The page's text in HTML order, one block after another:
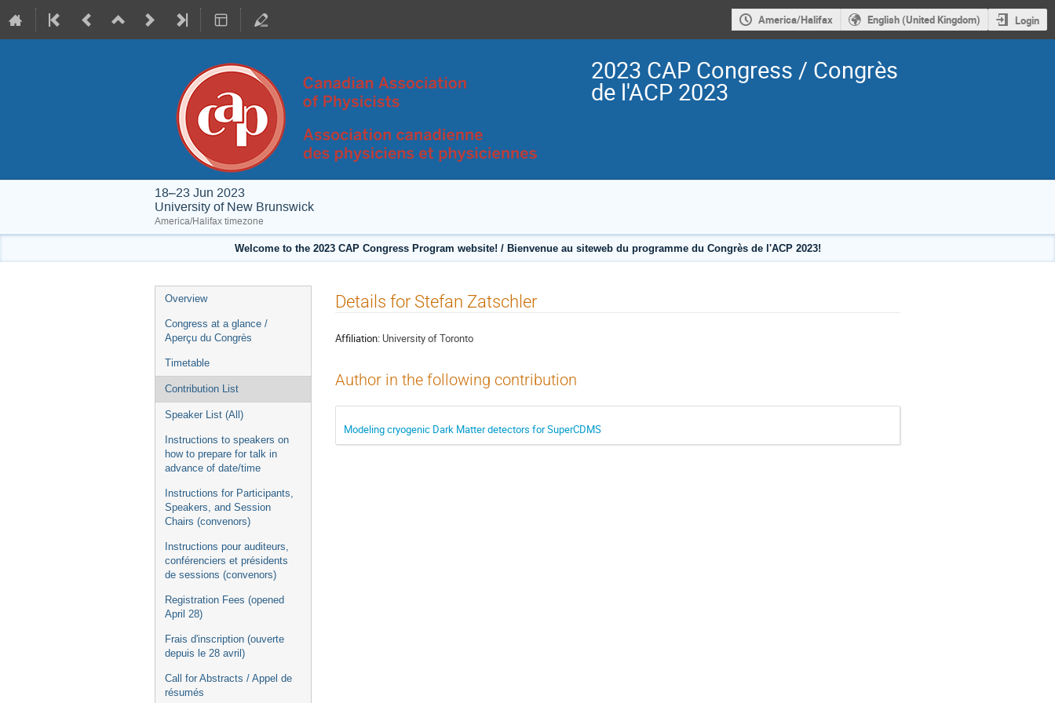
America/Halifax English (United Kingdom) Login
2023 CAP Congress / Congrès
de l'ACP 2023
18–23 Jun 2023
University of New Brunswick
America/Halifax timezone
Welcome to the 2023 CAP Congress Program website! / Bienvenue au siteweb du programme du Congrès de l'ACP 2023!
Event
menu
Overview
Congress at a glance /
Aperçu du Congrès
Timetable
Contribution List
Speaker List (All)
Instructions to speakers on
how to prepare for talk in
advance of date/time
Instructions for Participants,
Speakers, and Session
Chairs (convenors)
Instructions pour auditeurs,
conférenciers et présidents
de sessions (convenors)
Registration Fees (opened
April 28)
Frais d'inscription (ouverte
depuis le 28 avril)
Call for Abstracts / Appel de
résumés
Details for Stefan Zatschler
Affiliation: University of Toronto
Author in the following contribution
Modeling cryogenic Dark Matter detectors for SuperCDMS